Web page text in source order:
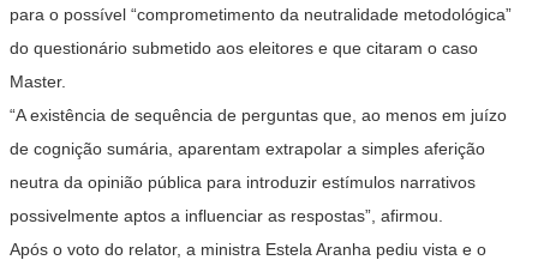
para o possível “comprometimento da neutralidade metodológica”
do questionário submetido aos eleitores e que citaram o caso
Master.
“A existência de sequência de perguntas que, ao menos em juízo
de cognição sumária, aparentam extrapolar a simples aferição
neutra da opinião pública para introduzir estímulos narrativos
possivelmente aptos a influenciar as respostas”, afirmou.
Após o voto do relator, a ministra Estela Aranha pediu vista e o